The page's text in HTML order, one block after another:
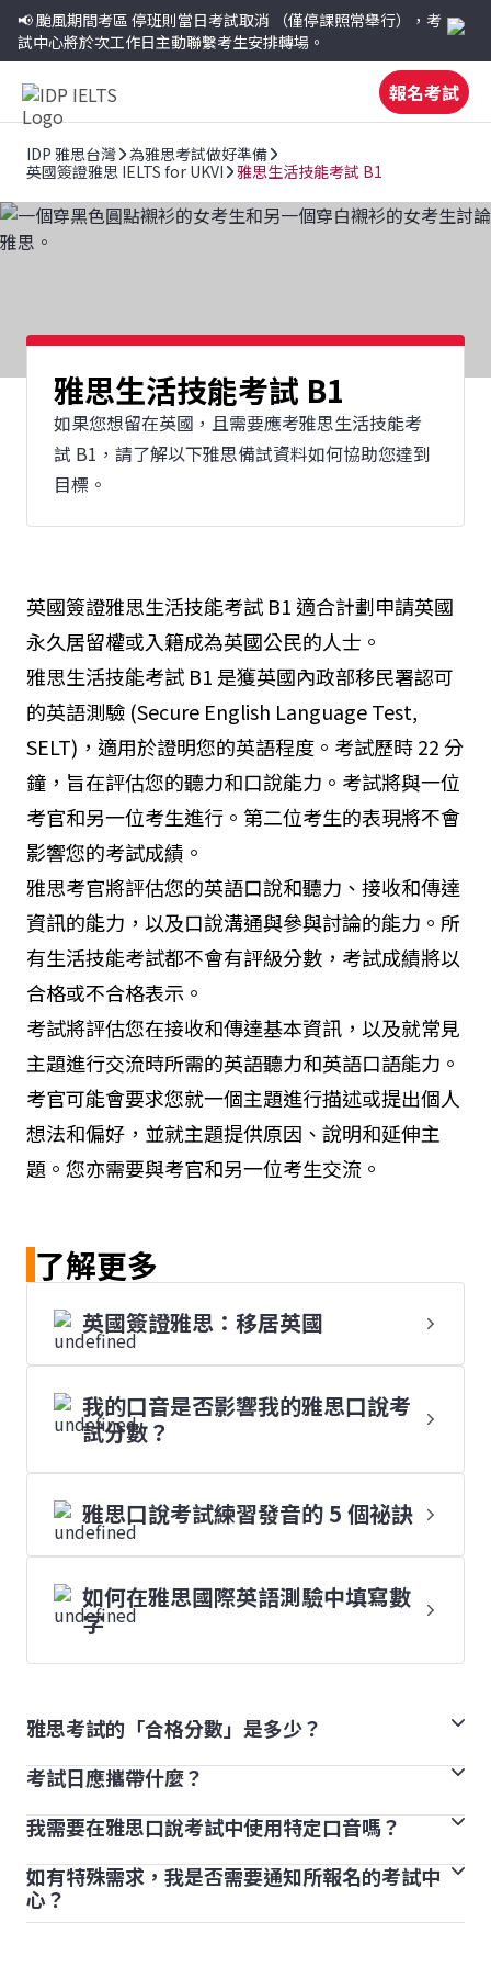
📢 颱風期間考區 停班則當日考試取消
（僅停課照常舉行），考
試中心將於次工作日主動聯繫考生安排轉場。
報名考試
IDP 雅思台灣 為雅思考試做好準備
英國簽證雅思 IELTS for UKVI
雅思生活技能考試 B1
雅思生活技能考試 B1
如果您想留在英國，且需要應考雅思生活技能考
試 B1，請了解以下雅思備試資料如何協助您達到
目標。
英國簽證雅思生活技能考試 B1 適合計劃申請英國
永久居留權或入籍成為英國公民的人士。
雅思生活技能考試 B1 是獲英國內政部移民署認可
的英語測驗 (Secure English Language Test,
SELT)，適用於證明您的英語程度。考試歷時 22 分
鐘，旨在評估您的聽力和口說能力。考試將與一位
考官和另一位考生進行。第二位考生的表現將不會
影響您的考試成績。
雅思考官將評估您的英語口說和聽力、接收和傳達
資訊的能力，以及口說溝通與參與討論的能力。所
有生活技能考試都不會有評級分數，考試成績將以
合格或不合格表示。
考試將評估您在接收和傳達基本資訊，以及就常見
主題進行交流時所需的英語聽力和英語口語能力。
考官可能會要求您就一個主題進行描述或提出個人
想法和偏好，並就主題提供原因、說明和延伸主
題。您亦需要與考官和另一位考生交流。
了解更多
英國簽證雅思：移居英國
我的口音是否影響我的雅思口說考
試分數？
雅思口說考試練習發音的 5 個祕訣
如何在雅思國際英語測驗中填寫數
字
雅思考試的「合格分數」是多少？
雅思生活技能考試的成績只會顯示為合格或不合格。
雅思考試（學術組）或一般訓練組考試則不設合格或不合
格。分數採用 9 級分制。不同教育機構或組織都會根據
其需要自訂雅思分數要求。
考試日應攜帶什麼？
考試當天請攜帶有效護照正本、此外，您可以帶全透明無
色瓶裝水入考場。其他個人物品必須放在試場以外的指定
空間或儲物櫃，其中手機與所有電子產品必須關閉。如果
發現您隨身攜帶行動電話或電子裝置，您將被取消考試資
我需要在雅思口說考試中使用特定口音嗎？
每個人都有不同口音，您無需為雅思考試改變口音。相反
地，重點是以自然的節奏清晰表達，讓考官理解內容。每
如有特殊需求，我是否需要通知所報名的考試中
心？